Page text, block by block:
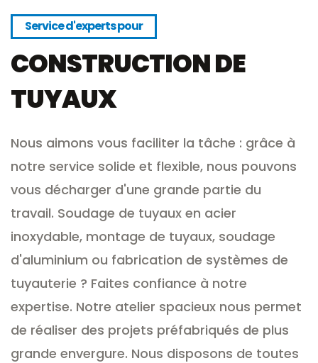
Service d'experts pour
CONSTRUCTION DE
TUYAUX
Nous aimons vous faciliter la tâche : grâce à
notre service solide et flexible, nous pouvons
vous décharger d'une grande partie du
travail. Soudage de tuyaux en acier
inoxydable, montage de tuyaux, soudage
d'aluminium ou fabrication de systèmes de
tuyauterie ? Faites confiance à notre
expertise. Notre atelier spacieux nous permet
de réaliser des projets préfabriqués de plus
grande envergure. Nous disposons de toutes